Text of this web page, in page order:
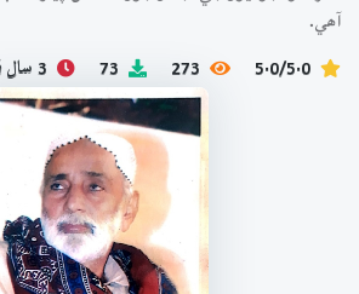
آھي.
5.0/5.0
273
73 3 سال اڳ